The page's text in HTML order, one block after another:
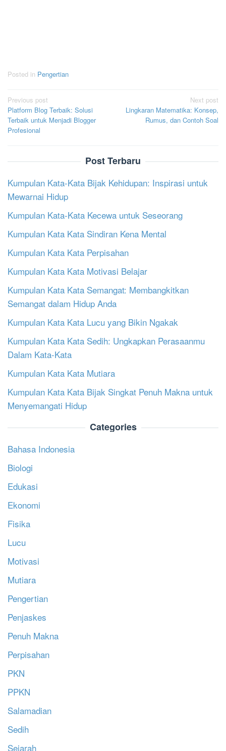
Posted in Pengertian
Post
navigation
Previous post
Platform Blog Terbaik: Solusi
Terbaik untuk Menjadi Blogger
Profesional
Next post
Lingkaran Matematika: Konsep,
Rumus, dan Contoh Soal
Post Terbaru
Kumpulan Kata-Kata Bijak Kehidupan: Inspirasi untuk
Mewarnai Hidup
Kumpulan Kata-Kata Kecewa untuk Seseorang
Kumpulan Kata Kata Sindiran Kena Mental
Kumpulan Kata Kata Perpisahan
Kumpulan Kata Kata Motivasi Belajar
Kumpulan Kata Kata Semangat: Membangkitkan
Semangat dalam Hidup Anda
Kumpulan Kata Kata Lucu yang Bikin Ngakak
Kumpulan Kata Kata Sedih: Ungkapkan Perasaanmu
Dalam Kata-Kata
Kumpulan Kata Kata Mutiara
Kumpulan Kata Kata Bijak Singkat Penuh Makna untuk
Menyemangati Hidup
Categories
Bahasa Indonesia
Biologi
Edukasi
Ekonomi
Fisika
Lucu
Motivasi
Mutiara
Pengertian
Penjaskes
Penuh Makna
Perpisahan
PKN
PPKN
Salamadian
Sedih
Sejarah